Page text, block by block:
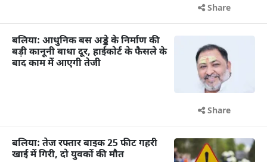
Share
बलिया: आधुनिक बस अड्डे के निर्माण की
बड़ी कानूनी बाधा दूर, हाईकोर्ट के फैसले के
बाद काम में आएगी तेजी
Share
बलिया: तेज रफ्तार बाइक 25 फीट गहरी
खाई में गिरी, दो युवकों की मौत